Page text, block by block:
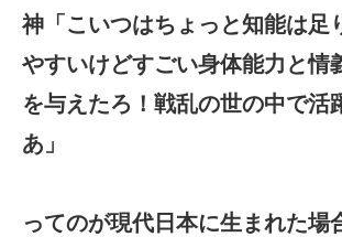
神「こいつはちょっと知能は足
やすいけどすごい身体能力と情
を与えたろ！戦乱の世の中で活
あ」
ってのが現代日本に生まれた場